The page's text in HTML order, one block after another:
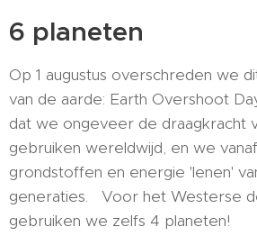
6 planeten
Op 1 augustus overschreden we
van de aarde: Earth Overshoot
dat we ongeveer de draagkracht
gebruiken wereldwijd, en we
grondstoffen en energie 'lenen'
generaties. Voor het Westerse
gebruiken we zelfs 4 planeten!